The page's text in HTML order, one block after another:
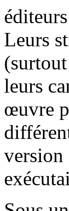
Leurs
leurs
œuvre
version